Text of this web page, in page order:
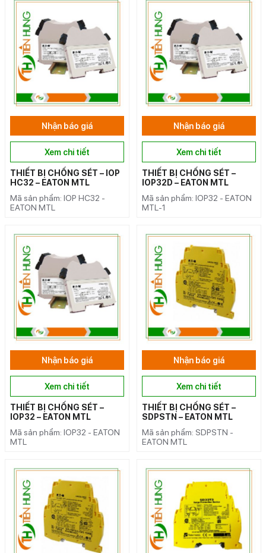
Nhận báo giá
Xem chi tiết
THIẾT BỊ CHỐNG SÉT – IOP
HC32 – EATON MTL
Mã sản phẩm: IOP HC32 -
EATON MTL
Nhận báo giá
Xem chi tiết
THIẾT BỊ CHỐNG SÉT –
IOP32D – EATON MTL
Mã sản phẩm: IOP32 - EATON
MTL-1
Nhận báo giá
Xem chi tiết
THIẾT BỊ CHỐNG SÉT –
IOP32 – EATON MTL
Mã sản phẩm: IOP32 - EATON
MTL
Nhận báo giá
Xem chi tiết
THIẾT BỊ CHỐNG SÉT –
SDPSTN – EATON MTL
Mã sản phẩm: SDPSTN -
EATON MTL